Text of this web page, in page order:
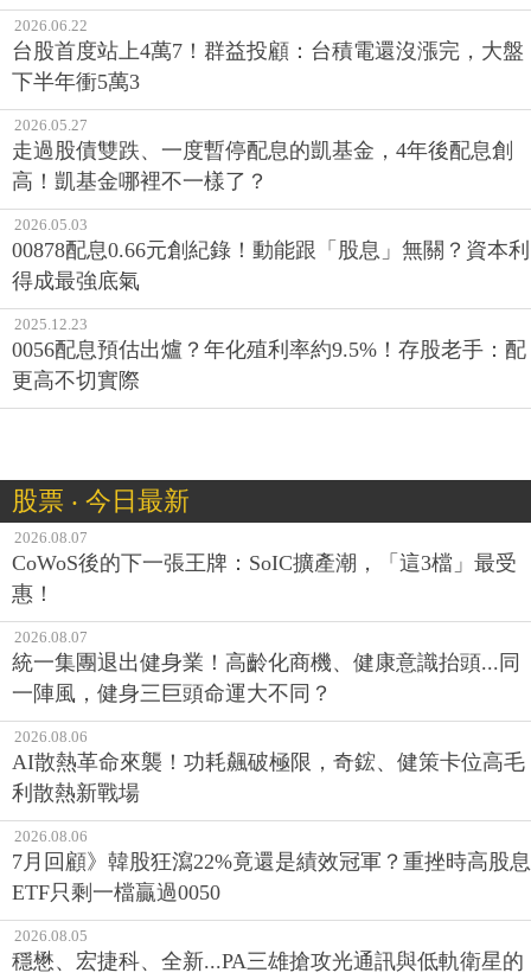
2026.06.22
台股首度站上4萬7！群益投顧：台積電還沒漲完，大盤
下半年衝5萬3
2026.05.27
走過股債雙跌、一度暫停配息的凱基金，4年後配息創
高！凱基金哪裡不一樣了？
2026.05.03
00878配息0.66元創紀錄！動能跟「股息」無關？資本利
得成最強底氣
2025.12.23
0056配息預估出爐？年化殖利率約9.5%！存股老手：配
更高不切實際
股票 ‧ 今日最新
2026.08.07
CoWoS後的下一張王牌：SoIC擴產潮，「這3檔」最受
惠！
2026.08.07
統一集團退出健身業！高齡化商機、健康意識抬頭...同
一陣風，健身三巨頭命運大不同？
2026.08.06
AI散熱革命來襲！功耗飆破極限，奇鋐、健策卡位高毛
利散熱新戰場
2026.08.06
7月回顧》韓股狂瀉22%竟還是績效冠軍？重挫時高股息
ETF只剩一檔贏過0050
2026.08.05
穩懋、宏捷科、全新...PA三雄搶攻光通訊與低軌衛星的